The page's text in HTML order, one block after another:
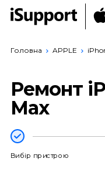
Головна APPLE
Ремонт
Max
Вибір пристрою